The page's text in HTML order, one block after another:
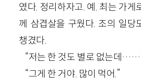
였다. 정리하자고. 예. 최는 가게
께 삼겹살을 구웠다. 조의 일당
챙겼다.
“저는 한 것도 별로 없는데
“그게 한 거야. 많이 먹어.”